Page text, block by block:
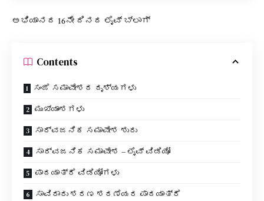
ಅಭಿಯಾನದ 16ನೇ ದಿನದ ಲೈವ್ ಬ್ಲಾಗ್
Contents
ಸಂಜೆ ಸಮಾವೇಶದ ದೃಶ್ಯಗಳು
ಮುಖ್ಯಾಂಶಗಳು
ಸಾರ್ವಜನಿಕ ಸಮಾವೇಶ ಶುರು
ಸಾರ್ವಜನಿಕ ಸಮಾವೇಶ – ಲೈವ್ ವಿಡಿಯೋ
ಪಾದಯಾತ್ರೆ ವಿಡಿಯೋಗಳು
ಸಾವಿರಾರು ಶರಣ ಶರಣೆಯರ ಪಾದಯಾತ್ರೆ